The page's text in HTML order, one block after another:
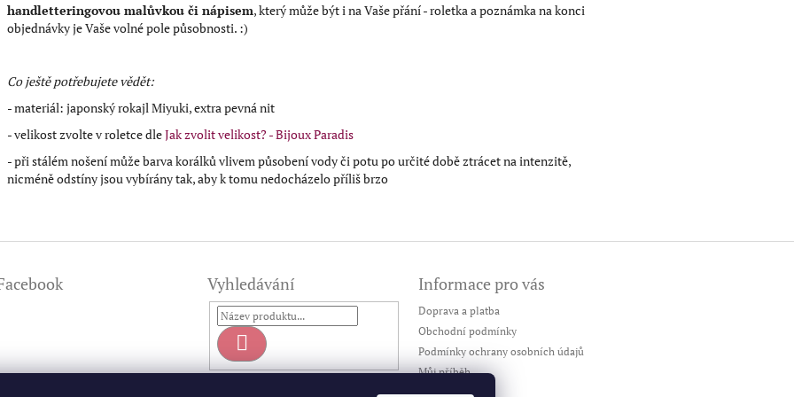
handletteringovou malůvkou či nápisem, který může být i na Vaše přání - roletka a poznámka na konci
objednávky je Vaše volné pole působnosti. :)
Co ještě potřebujete vědět:
- materiál: japonský rokajl Miyuki, extra pevná nit
- velikost zvolte v roletce dleJak zvolit velikost? - Bijoux Paradis
- při stálém nošení může barva korálků vlivem působení vody či potu po určité době ztrácet na intenzitě,
nicméně odstíny jsou vybírány tak, aby k tomu nedocházelo příliš brzo
Vyhledávání
Hledat
Informace pro vás
Doprava a platba
Obchodní podmínky
Podmínky ochrany osobních údajů
Můj příběh
Kontakty